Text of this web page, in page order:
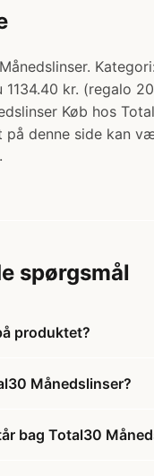
1134.40 kr. (regalo
Køb hos
på denne side kan
spørgsmål
produktet?
Månedslinser?
bag Total30